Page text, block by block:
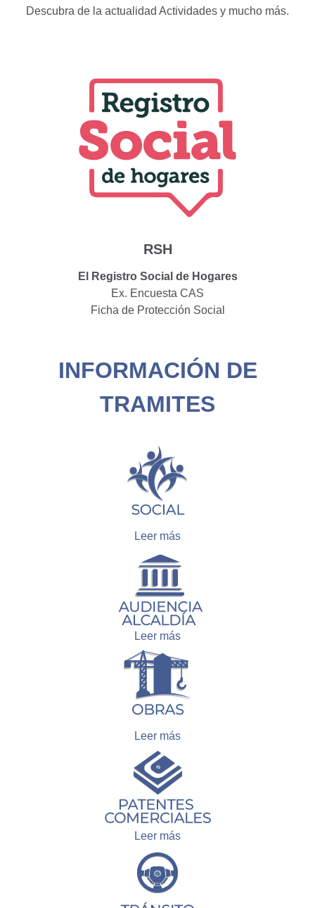
Descubra de la actualidad Actividades y mucho más.
RSH
El Registro Social de Hogares
Ex. Encuesta CAS
Ficha de Protección Social
INFORMACIÓN DE
TRAMITES
Leer más
Leer más
Leer más
Leer más